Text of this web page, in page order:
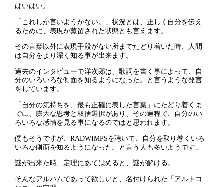
はいはい。
「これしか言いようがない。」状況とは、正しく自分を伝え
るために、表現が蒸留された状態とも言えます。
その言葉以外に表現手段がない所までたどり着いた時、人間
は自分をより深く知る事が出来ます。
過去のインタビューで洋次郎は、歌詞を書く事によって、自
分のいろいろな側面を知るようになった。と言うような発言
をしています。
「自分の気持ちを、最も正確に表した言葉」にたどり着くま
でに、膨大な思考と取捨選択があり、その過程で、自分のい
ろいろな感情を見る事になるのではと思われます。
僕もそうですが、RADWIMPSを聴いて、自分を取り巻くいろ
いろな側面を知るようになった。と言う人も多いようです。
謎が出来た時、定理にあてはめると、謎が解ける。
そんなアルバムであって欲しいと、名付けられた「アルトコ